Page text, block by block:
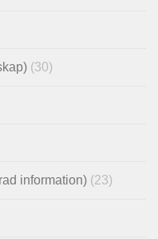
(30)
information) (23)